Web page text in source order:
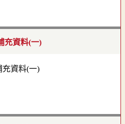
充資料(一)